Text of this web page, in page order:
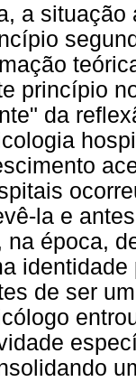
a situação
princípio
da
la e
na época,
de ser